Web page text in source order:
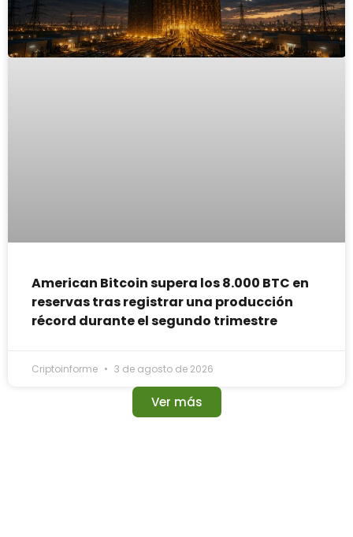
American Bitcoin supera los 8.000 BTC en
reservas tras registrar una producción
récord durante el segundo trimestre
Criptoinforme 3 de agosto de 2026
Ver más